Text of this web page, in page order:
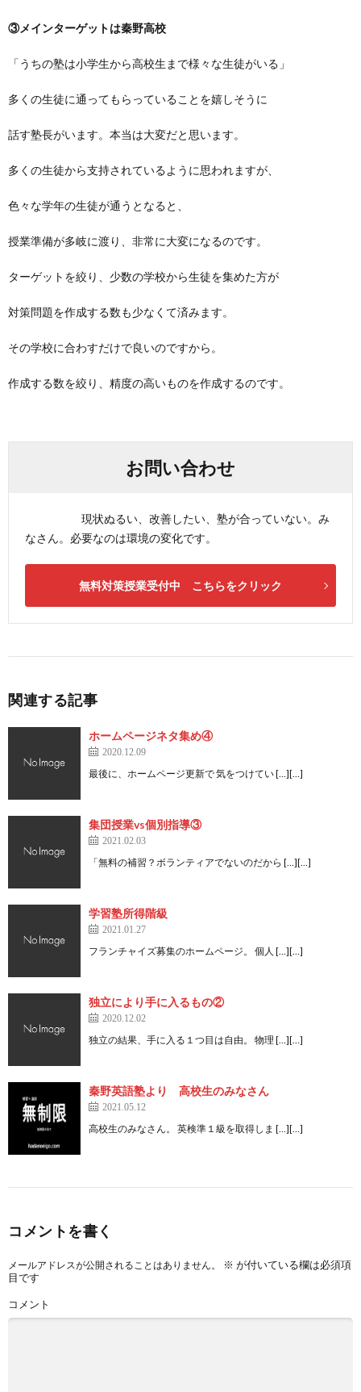
③メインターゲットは秦野高校
「うちの塾は小学生から高校生まで様々な生徒がいる」
多くの生徒に通ってもらっていることを嬉しそうに
話す塾長がいます。本当は大変だと思います。
多くの生徒から支持されているように思われますが、
色々な学年の生徒が通うとなると、
授業準備が多岐に渡り、非常に大変になるのです。
ターゲットを絞り、少数の学校から生徒を集めた方が
対策問題を作成する数も少なくて済みます。
その学校に合わすだけで良いのですから。
作成する数を絞り、精度の高いものを作成するのです。
お問い合わせ
現状ぬるい、改善したい、塾が合っていない。み
なさん。必要なのは環境の変化です。
無料対策授業受付中 こちらをクリック
関連する記事
ホームページネタ集め④
2020.12.09
最後に、ホームページ更新で 気をつけてい […][…]
集団授業vs個別指導③
2021.02.03
「無料の補習？ボランティアでないのだから […][…]
学習塾所得階級
2021.01.27
フランチャイズ募集のホームページ。 個人 […][…]
独立により手に入るもの②
2020.12.02
独立の結果、手に入る１つ目は自由。 物理 […][…]
秦野英語塾より 高校生のみなさん
2021.05.12
高校生のみなさん。 英検準１級を取得しま […][…]
コメントを書く
メールアドレスが公開されることはありません。 ※ が付いている欄は必須項
目です
コメント